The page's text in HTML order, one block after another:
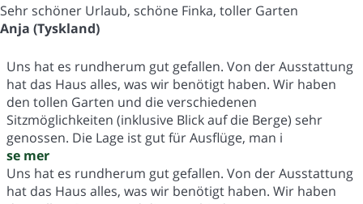
Sehr schöner Urlaub, schöne Finka, toller Garten
Anja (Tyskland)
Uns hat es rundherum gut gefallen. Von der Ausstattung
hat das Haus alles, was wir benötigt haben. Wir haben
den tollen Garten und die verschiedenen
Sitzmöglichkeiten (inklusive Blick auf die Berge) sehr
genossen. Die Lage ist gut für Ausflüge, man i
se mer
Uns hat es rundherum gut gefallen. Von der Ausstattung
hat das Haus alles, was wir benötigt haben. Wir haben